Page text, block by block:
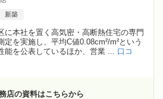
新築
に本社を置く高気密・高断熱住宅の専門
を実施し、平均C値0.08cm²/m²という
能を公表しているほか、営業 ... 口コ
店の資料はこちらから